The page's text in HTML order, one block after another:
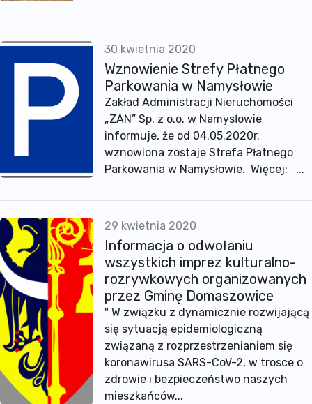
30 kwietnia 2020
Wznowienie Strefy Płatnego
Parkowania w Namysłowie
Zakład Administracji Nieruchomości
„ZAN” Sp. z o.o. w Namysłowie
informuje, że od 04.05.2020r.
wznowiona zostaje Strefa Płatnego
Parkowania w Namysłowie. Więcej: ...
29 kwietnia 2020
Informacja o odwołaniu
wszystkich imprez kulturalno-
rozrywkowych organizowanych
przez Gminę Domaszowice
" W związku z dynamicznie rozwijającą
się sytuacją epidemiologiczną
związaną z rozprzestrzenianiem się
koronawirusa SARS-CoV-2, w trosce o
zdrowie i bezpieczeństwo naszych
mieszkańców...